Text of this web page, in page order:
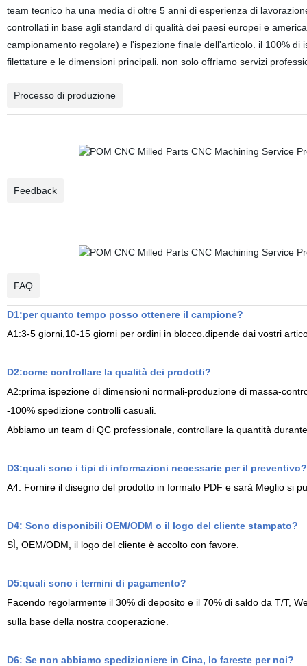
team tecnico ha una media di oltre 5 anni di esperienza di
controllati in base agli standard di qualità dei paesi europei e
campionamento regolare) e l'ispezione finale dell'articolo. il 100%
filettature e le dimensioni principali. non solo offriamo servizi
Processo di produzione
Feedback
FAQ
D1:per quanto tempo posso ottenere il campione?
A1:3-5 giorni,10-15 giorni per ordini in blocco.dipende dai vostri
D2:come controllare la qualità dei prodotti?
A2:prima ispezione di dimensioni normali-produzione di massa-
-100% spedizione controlli casuali.
Abbiamo un team di QC professionale, controllare la quantità
D3:quali sono i tipi di informazioni necessarie per il preventivo?
A4: Fornire il disegno del prodotto in formato PDF e sarà Meglio si
D4: Sono disponibili OEM/ODM o il logo del cliente stampato?
SÌ, OEM/ODM, il logo del cliente è accolto con favore.
D5:quali sono i termini di pagamento?
Facendo regolarmente il 30% di deposito e il 70% di saldo da T/T,
sulla base della nostra cooperazione.
D6: Se non abbiamo spedizioniere in Cina, lo fareste per noi?